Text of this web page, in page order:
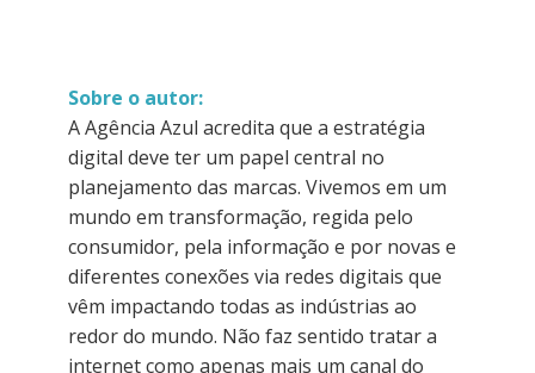
Sobre o autor:
A Agência Azul acredita que a estratégia
digital deve ter um papel central no
planejamento das marcas. Vivemos em um
mundo em transformação, regida pelo
consumidor, pela informação e por novas e
diferentes conexões via redes digitais que
vêm impactando todas as indústrias ao
redor do mundo. Não faz sentido tratar a
internet como apenas mais um canal do